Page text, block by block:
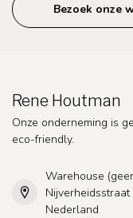
Bezoek onze
Rene Houtman
Onze onderneming is
eco-friendly.
Warehouse
Nederland